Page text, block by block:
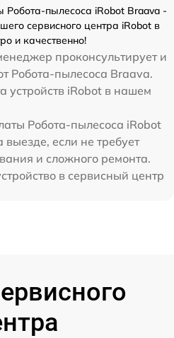
Робота-пылесоса iRobot Braava -
сервисного центра iRobot в
и качественно!
проконсультирует и
Робота-пылесоса Braava.
устройств iRobot в нашем
Робота-пылесоса iRobot
если не требует
и сложного ремонта.
в сервисный центр